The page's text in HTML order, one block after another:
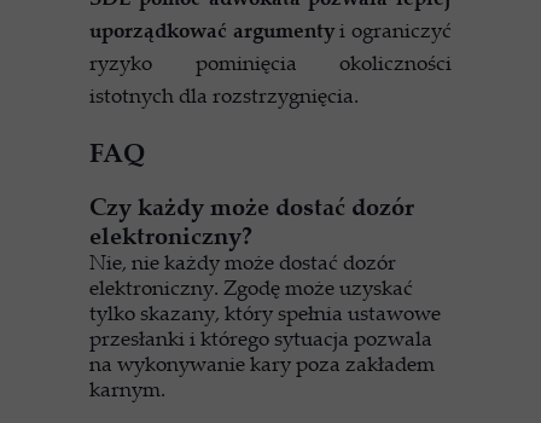
uporządkować argumentyi ograniczyć
ryzyko pominięcia okoliczności
istotnych dla rozstrzygnięcia.
FAQ
Czy każdy może dostać dozór
elektroniczny?
Nie, nie każdy może dostać dozór
elektroniczny. Zgodę może uzyskać
tylko skazany, który spełnia ustawowe
przesłanki i którego sytuacja pozwala
na wykonywanie kary poza zakładem
karnym.